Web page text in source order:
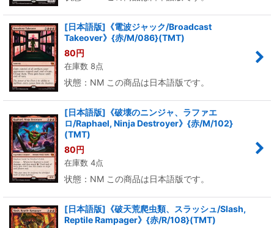
[日本語版]《電波ジャック/Broadcast
Takeover》{赤/M/086}(TMT)
80円
在庫数 8点
状態：NM この商品は日本語版です。
[日本語版]《破壊のニンジャ、ラファエ
ロ/Raphael, Ninja Destroyer》{赤/M/102}
(TMT)
80円
在庫数 4点
状態：NM この商品は日本語版です。
[日本語版]《破天荒爬虫類、スラッシュ/Slash,
Reptile Rampager》{赤/R/108}(TMT)